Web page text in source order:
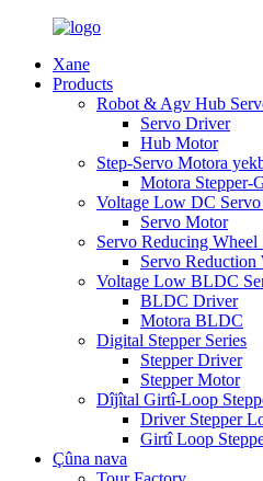
Xane
Products
Robot & Agv Hub
Servo Driver
Hub Motor
Step-Servo Motora
Motora Stepper-
Voltage Low DC
Servo Motor
Servo Reducing Wheel
Servo Reduction
Voltage Low BLDC
BLDC Driver
Motora BLDC
Digital Stepper Series
Stepper Driver
Stepper Motor
Dîjîtal Girtî-Loop
Driver Stepper
Girtî Loop
Çûna nava